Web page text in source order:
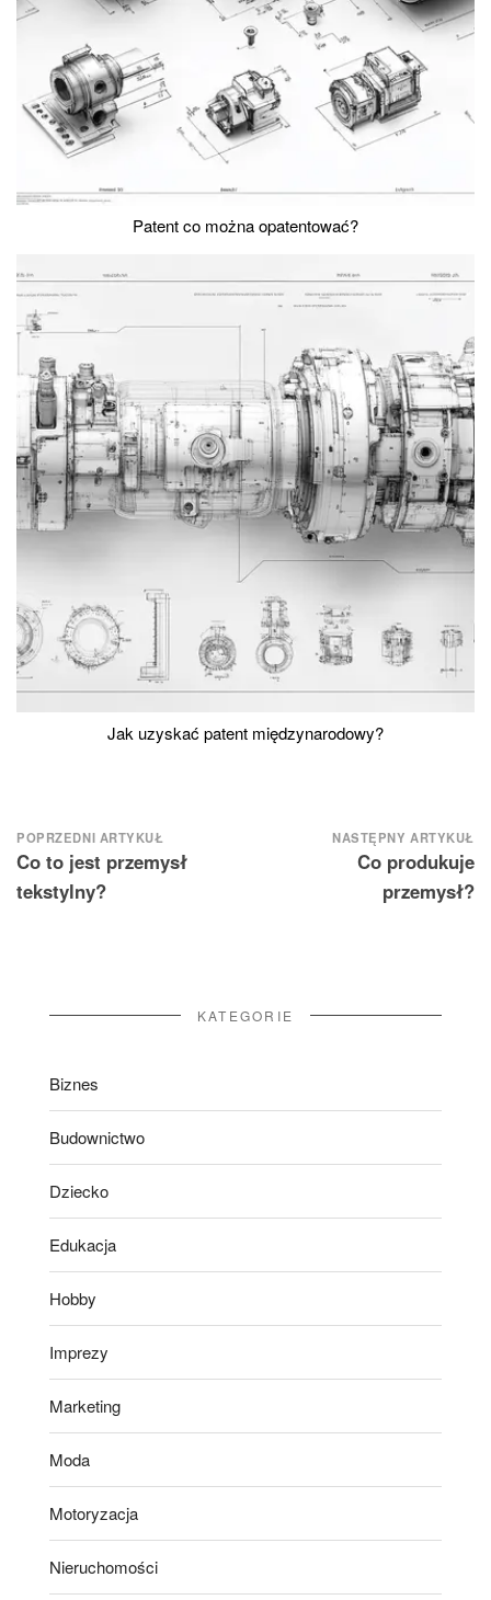
Patent co można opatentować?
Jak uzyskać patent międzynarodowy?
Nawigacja
wpisu
POPRZEDNI ARTYKUŁ
Co to jest przemysł
tekstylny?
NASTĘPNY ARTYKUŁ
Co produkuje
przemysł?
KATEGORIE
Biznes
Budownictwo
Dziecko
Edukacja
Hobby
Imprezy
Marketing
Moda
Motoryzacja
Nieruchomości